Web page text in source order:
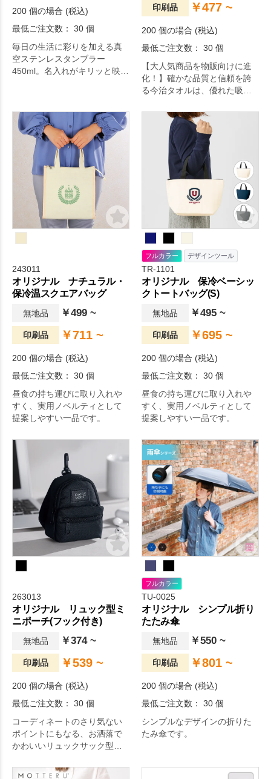
200 個の場合 (税込)
最低ご注文数： 30 個
毎日の生活に彩りを加える真
空ステンレスタンブラー
450ml。名入れがキリッと映え
スクまわりでも安心。シンプ
ルな化粧箱なので名入れに
も。日々の生活をちょっぴり
豊かにするアイテムです。
印刷品 ￥477 ~
200 個の場合 (税込)
最低ご注文数： 30 個
【大人気商品を物販向けに進
化！】確かな品質と信頼を誇
る今治タオルは、優れた吸水
25cm角の使いやすいサイズは
業界問わず大変ご好評いただ
いております。
243011
オリジナル ナチュラル・
保冷温スクエアバッグ
無地品 ￥499 ~
印刷品 ￥711 ~
200 個の場合 (税込)
最低ご注文数： 30 個
昼食の持ち運びに取り入れや
すく、実用ノベルティとして
提案しやすい一品です。
フルカラー デザインツール
TR-1101
オリジナル 保冷ベーシッ
クトートバッグ(S)
無地品 ￥495 ~
印刷品 ￥695 ~
200 個の場合 (税込)
最低ご注文数： 30 個
昼食の持ち運びに取り入れや
すく、実用ノベルティとして
提案しやすい一品です。
263013
オリジナル リュック型ミ
ニポーチ(フック付き)
無地品 ￥374 ~
印刷品 ￥539 ~
200 個の場合 (税込)
最低ご注文数： 30 個
コーディネートのさり気ない
ポイントにもなる、お洒落で
かわいいリュックサック型の
なフック付きです。
フルカラー
TU-0025
オリジナル シンプル折り
たたみ傘
無地品 ￥550 ~
印刷品 ￥801 ~
200 個の場合 (税込)
最低ご注文数： 30 個
シンプルなデザインの折りた
たみ傘です。